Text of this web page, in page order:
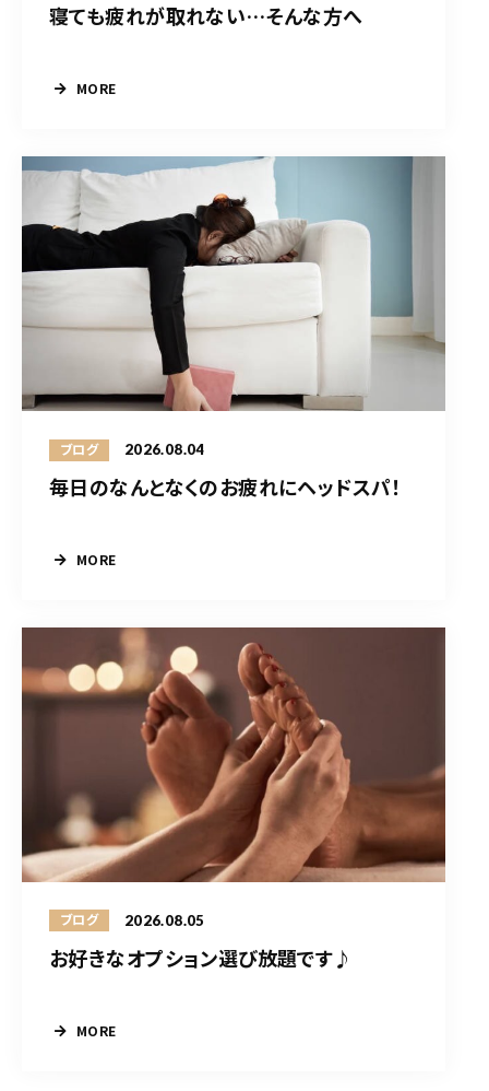
寝ても疲れが取れない…そんな方へ
MORE
ブログ 2026.08.04
毎日のなんとなくのお疲れにヘッドスパ！
MORE
ブログ 2026.08.05
お好きなオプション選び放題です♪
MORE